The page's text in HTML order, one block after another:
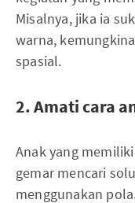
Misalnya, jika ia
warna,
spasial.
2. Amati cara
Anak yang
gemar mencari
menggunakan